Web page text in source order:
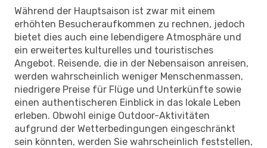
Während der Hauptsaison ist zwar mit einem
erhöhten Besucheraufkommen zu rechnen, jedoch
bietet dies auch eine lebendigere Atmosphäre und
ein erweitertes kulturelles und touristisches
Angebot. Reisende, die in der Nebensaison anreisen,
werden wahrscheinlich weniger Menschenmassen,
niedrigere Preise für Flüge und Unterkünfte sowie
einen authentischeren Einblick in das lokale Leben
erleben. Obwohl einige Outdoor-Aktivitäten
aufgrund der Wetterbedingungen eingeschränkt
sein könnten, werden Sie wahrscheinlich feststellen,